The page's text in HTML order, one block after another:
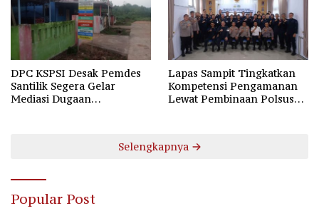
DPC KSPSI Desak Pemdes
Santilik Segera Gelar
Mediasi Dugaan
Lapas Sampit Tingkatkan
Kompetensi Pengamanan
Lewat Pembinaan Polsus
Selengkapnya
Popular Post